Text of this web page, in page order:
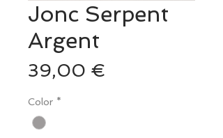
Jonc Serpent
Argent
39,00 €
Color *